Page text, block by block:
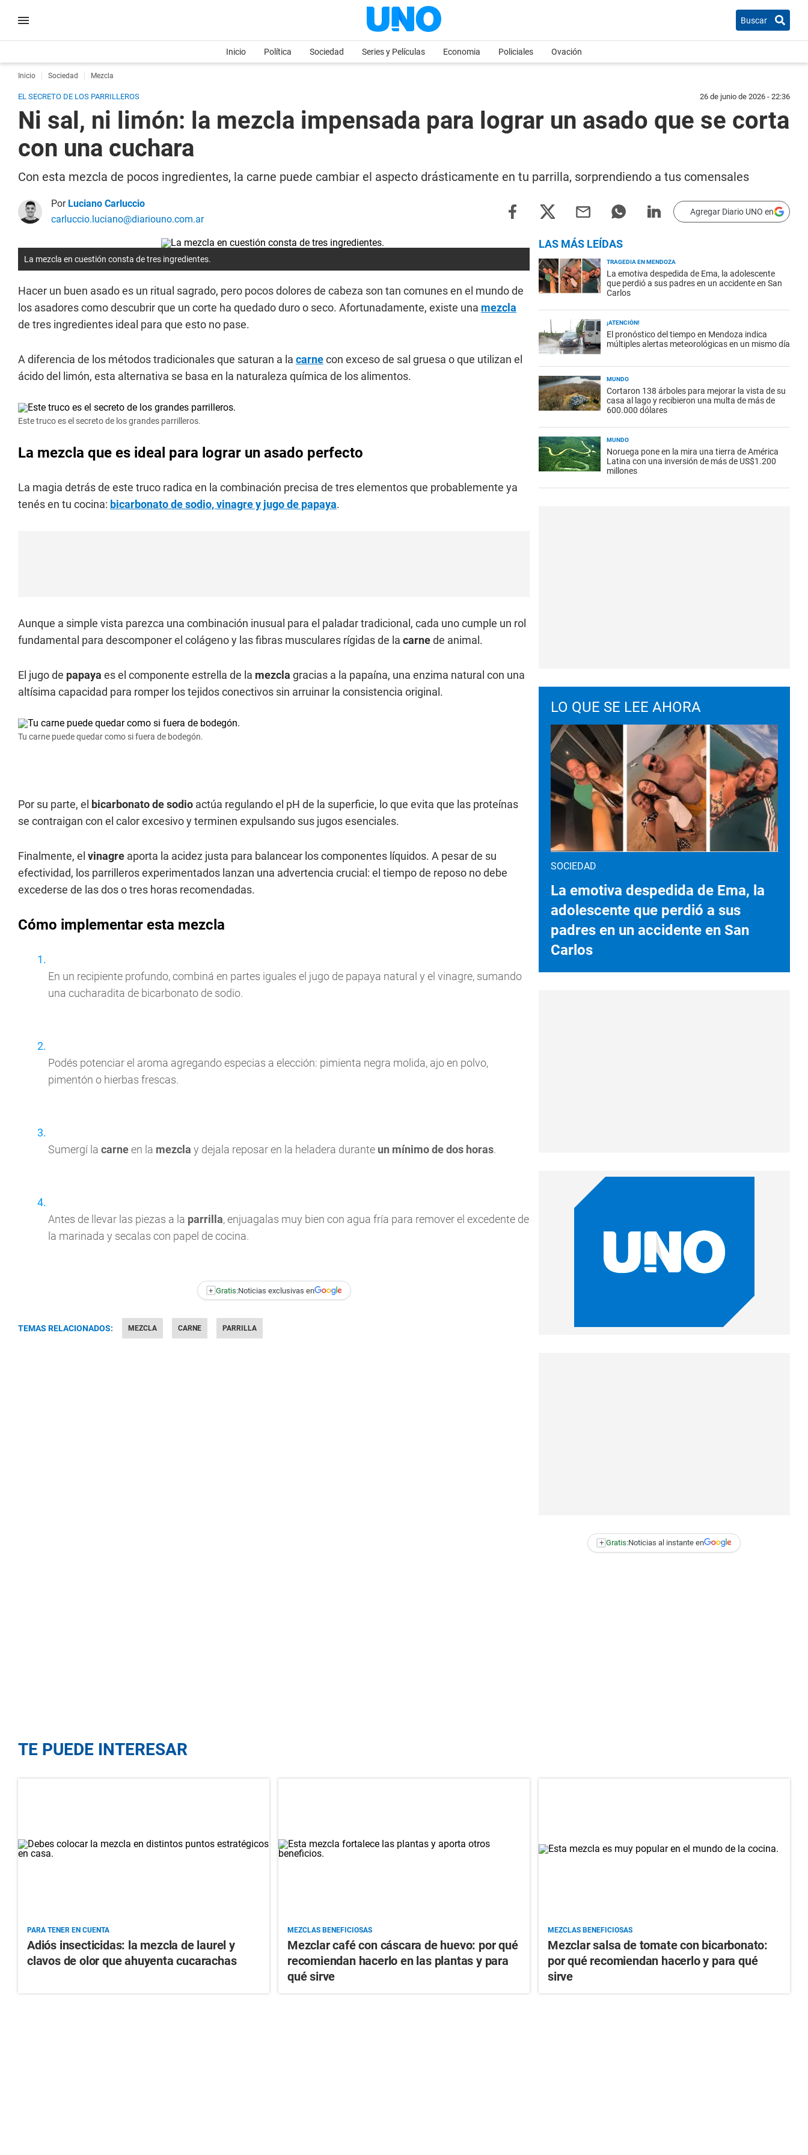
Buscar
Inicio Política Sociedad Series y Películas Economia Policiales Ovación
Inicio Sociedad Mezcla
EL SECRETO DE LOS PARRILLEROS 26 de junio de 2026 - 22:36
Ni sal, ni limón: la mezcla impensada para lograr un asado que se corta
con una cuchara
Con esta mezcla de pocos ingredientes, la carne puede cambiar el aspecto drásticamente en tu parrilla, sorprendiendo a tus comensales
Por Luciano Carluccio
carluccio.luciano@diariouno.com.ar
Agregar Diario UNO en
La mezcla en cuestión consta de tres ingredientes.
Hacer un buen asado es un ritual sagrado, pero pocos dolores de cabeza son tan comunes en el mundo de
los asadores como descubrir que un corte ha quedado duro o seco. Afortunadamente, existe una mezcla
de tres ingredientes ideal para que esto no pase.
A diferencia de los métodos tradicionales que saturan a la carnecon exceso de sal gruesa o que utilizan el
ácido del limón, esta alternativa se basa en la naturaleza química de los alimentos.
Este truco es el secreto de los grandes parrilleros.
La mezcla que es ideal para lograr un asado perfecto
La magia detrás de este truco radica en la combinación precisa de tres elementos que probablemente ya
tenés en tu cocina: bicarbonato de sodio, vinagre y jugo de papaya.
Aunque a simple vista parezca una combinación inusual para el paladar tradicional, cada uno cumple un rol
fundamental para descomponer el colágeno y las fibras musculares rígidas de la carnede animal.
El jugo de papaya es el componente estrella de la mezcla gracias a la papaína, una enzima natural con una
altísima capacidad para romper los tejidos conectivos sin arruinar la consistencia original.
Tu carne puede quedar como si fuera de bodegón.
Por su parte, el bicarbonato de sodio actúa regulando el pH de la superficie, lo que evita que las proteínas
se contraigan con el calor excesivo y terminen expulsando sus jugos esenciales.
Finalmente, el vinagre aporta la acidez justa para balancear los componentes líquidos. A pesar de su
efectividad, los parrilleros experimentados lanzan una advertencia crucial: el tiempo de reposo no debe
excederse de las dos o tres horas recomendadas.
Cómo implementar esta mezcla
En un recipiente profundo, combiná en partes iguales el jugo de papaya natural y el vinagre, sumando
una cucharadita de bicarbonato de sodio.
Podés potenciar el aroma agregando especias a elección: pimienta negra molida, ajo en polvo,
pimentón o hierbas frescas.
Sumergí la carneen la mezcla y dejala reposar en la heladera durante un mínimo de dos horas.
Antes de llevar las piezas a la parrilla, enjuagalas muy bien con agua fría para remover el excedente de
la marinada y secalas con papel de cocina.
+ Gratis:Noticias exclusivas en
TEMAS RELACIONADOS: MEZCLA CARNE PARRILLA
LAS MÁS LEÍDAS
TRAGEDIA EN MENDOZA
La emotiva despedida de Ema, la adolescente
que perdió a sus padres en un accidente en San
Carlos
¡ATENCIÓN!
El pronóstico del tiempo en Mendoza indica
múltiples alertas meteorológicas en un mismo día
MUNDO
Cortaron 138 árboles para mejorar la vista de su
casa al lago y recibieron una multa de más de
600.000 dólares
MUNDO
Noruega pone en la mira una tierra de América
Latina con una inversión de más de US$1.200
millones
LO QUE SE LEE AHORA
SOCIEDAD
La emotiva despedida de Ema, la
adolescente que perdió a sus
padres en un accidente en San
Carlos
+ Gratis:Noticias al instante en
TE PUEDE INTERESAR
PARA TENER EN CUENTA
Adiós insecticidas: la mezcla de laurel y
clavos de olor que ahuyenta cucarachas
MEZCLAS BENEFICIOSAS
Mezclar café con cáscara de huevo: por qué
recomiendan hacerlo en las plantas y para
qué sirve
MEZCLAS BENEFICIOSAS
Mezclar salsa de tomate con bicarbonato:
por qué recomiendan hacerlo y para qué
sirve